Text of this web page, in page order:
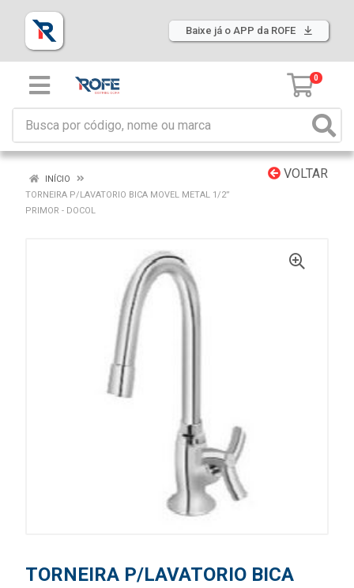
Baixe já o APP da ROFE
0
VOLTAR
INÍCIO
TORNEIRA P/LAVATORIO BICA MOVEL METAL 1/2”
PRIMOR - DOCOL
TORNEIRA P/LAVATORIO BICA